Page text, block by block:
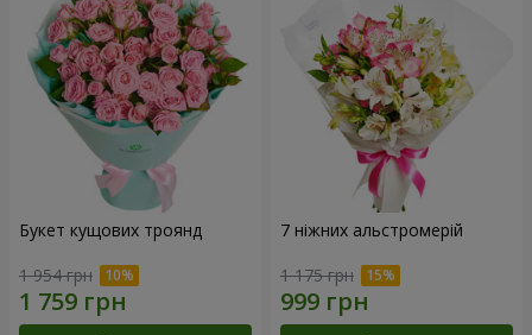
Букет кущових троянд
1 954 грн
7 ніжних альстромерій
1 175 грн